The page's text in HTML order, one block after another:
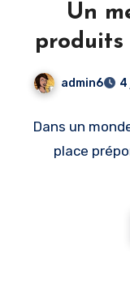
Un
notre
admin6 4
Dans un
place